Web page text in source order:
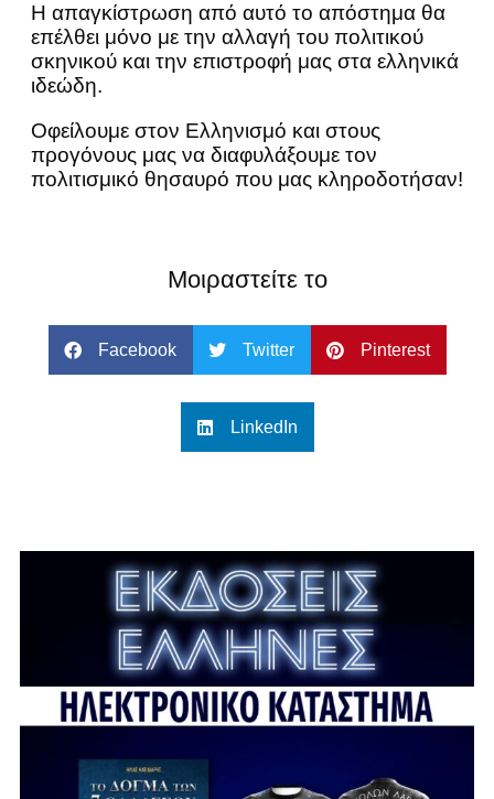
Η απαγκίστρωση από αυτό το απόστημα θα
επέλθει μόνο με την αλλαγή του πολιτικού
σκηνικού και την επιστροφή μας στα ελληνικά
ιδεώδη.
Οφείλουμε στον Ελληνισμό και στους
προγόνους μας να διαφυλάξουμε τον
πολιτισμικό θησαυρό που μας κληροδοτήσαν!
Μοιραστείτε το
Facebook Twitter Pinterest
LinkedIn